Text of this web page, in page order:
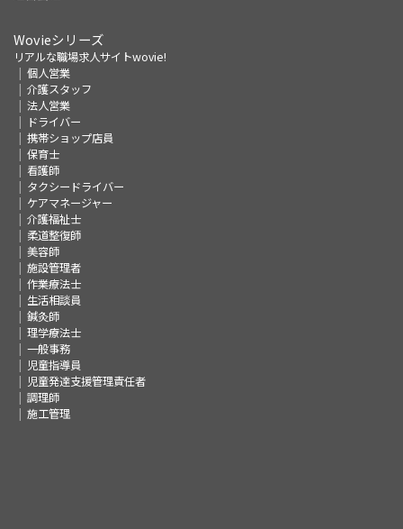
Wovieシリーズ
リアルな職場求人サイトwovie!
個人営業
介護スタッフ
法人営業
ドライバー
携帯ショップ店員
保育士
看護師
タクシードライバー
ケアマネージャー
介護福祉士
柔道整復師
美容師
施設管理者
作業療法士
生活相談員
鍼灸師
理学療法士
一般事務
児童指導員
児童発達支援管理責任者
調理師
施工管理